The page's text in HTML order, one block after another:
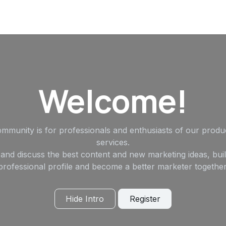
Welcome!
is for professionals and enthusiasts of our
services.
discuss the best content and new marketing ideas,
profile and become a better marketer
Hide Intro Register